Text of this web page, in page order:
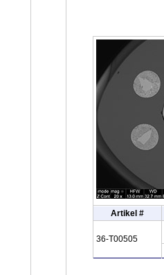
Artikel #
36-T00505